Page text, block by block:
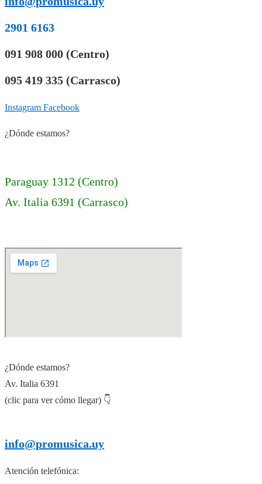
2901 6163
091 908 000 (Centro)
095 419 335 (Carrasco)
Instagram Facebook
¿Dónde estamos?
Paraguay 1312 (Centro)
Av. Italia 6391 (Carrasco)
¿Dónde estamos?
Av. Italia 6391
(clic para ver cómo llegar) 👇
info@promusica.uy
Atención telefónica: